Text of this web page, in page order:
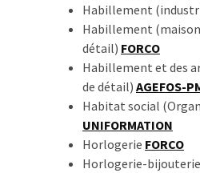
Habillement
Habillement
détail) FORCO
Habillement et des
de détail) AGEFOS-
Habitat social
UNIFORMATION
Horlogerie FORCO
Horlogerie-